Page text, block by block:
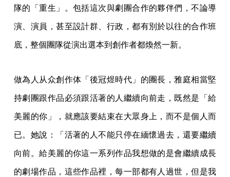
隊的「重生」。包括這次與劇團合作的夥伴們，不論導
演、演員，甚至設計群、行政，都有別於以往的合作班
底，整個團隊從演出選本到創作者都煥然一新。
做為人从众創作体「後冠煜時代」的團長，雅庭相當堅
持劇團跟作品必須跟活著的人繼續向前走，既然是「給
美麗的你」，就應該要結束在大眾身上，而不是個人而
已。她說：「活著的人不能只停在緬懷過去，還要繼續
向前。給美麗的你這一系列作品我想做的是會繼續成長
的劇場作品，這些作品裡，每一部都有人過世，但是我